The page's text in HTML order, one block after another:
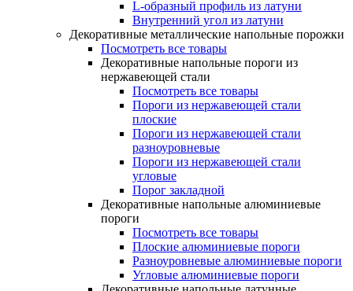
L-образный профиль из латуни
Внутренний угол из латуни
Декоративные металлические напольные порожки
Посмотреть все товары
Декоративные напольные пороги из
нержавеющей стали
Посмотреть все товары
Пороги из нержавеющей стали
плоские
Пороги из нержавеющей стали
разноуровневые
Пороги из нержавеющей стали
угловые
Порог закладной
Декоративные напольные алюминиевые
пороги
Посмотреть все товары
Плоские алюминиевые пороги
Разноуровневые алюминиевые пороги
Угловые алюминиевые пороги